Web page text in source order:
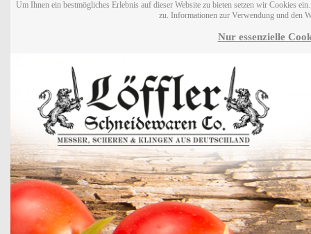
Um Ihnen ein bestmögliches Erlebnis auf dieser Website zu bieten setzen wir Cookies
zu. Informationen zur Verwendung und den
Nur essenzielle